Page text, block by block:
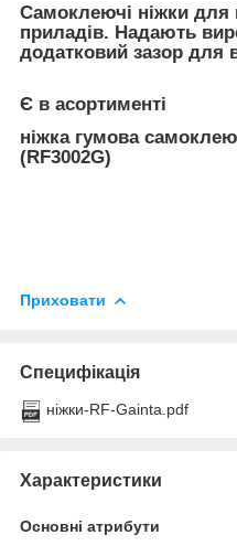
Самоклеючі ніжки для
приладів. Надають
додатковий зазор для
Є в асортименті
ніжка гумова
(RF3002G)
Приховати
Специфікація
ніжки-RF-Gainta.pdf
Характеристики
Основні атрибути